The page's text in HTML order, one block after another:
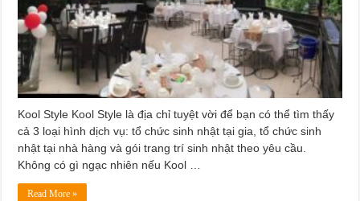
Kool Style Kool Style là địa chỉ tuyệt vời để bạn có thể tìm thấy
cả 3 loại hình dịch vụ: tổ chức sinh nhật tại gia, tổ chức sinh
nhật tại nhà hàng và gói trang trí sinh nhật theo yêu cầu.
Không có gì ngạc nhiên nếu Kool …
Read More »